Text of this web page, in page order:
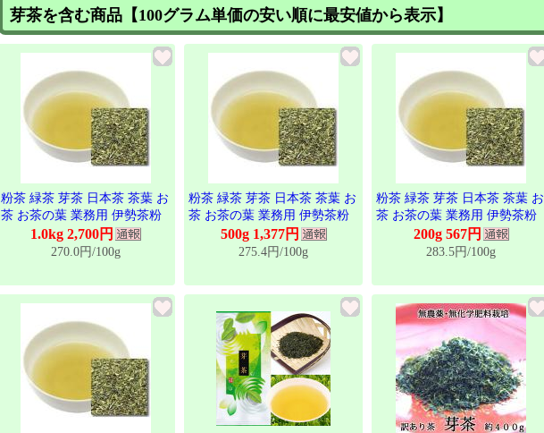
芽茶を含む商品【100グラム単価の安い順に最安値から表示】
粉茶 緑茶 芽茶 日本茶 茶葉 お
茶 お茶の葉 業務用 伊勢茶粉
茶 1kg1.0kg 2,700円
270.0円/100g
粉茶 緑茶 芽茶 日本茶 茶葉 お
茶 お茶の葉 業務用 伊勢茶粉
茶 500g500g 1,377円
275.4円/100g
粉茶 緑茶 芽茶 日本茶 茶葉 お
茶 お茶の葉 業務用 伊勢茶粉
茶 200g200g 567円
283.5円/100g